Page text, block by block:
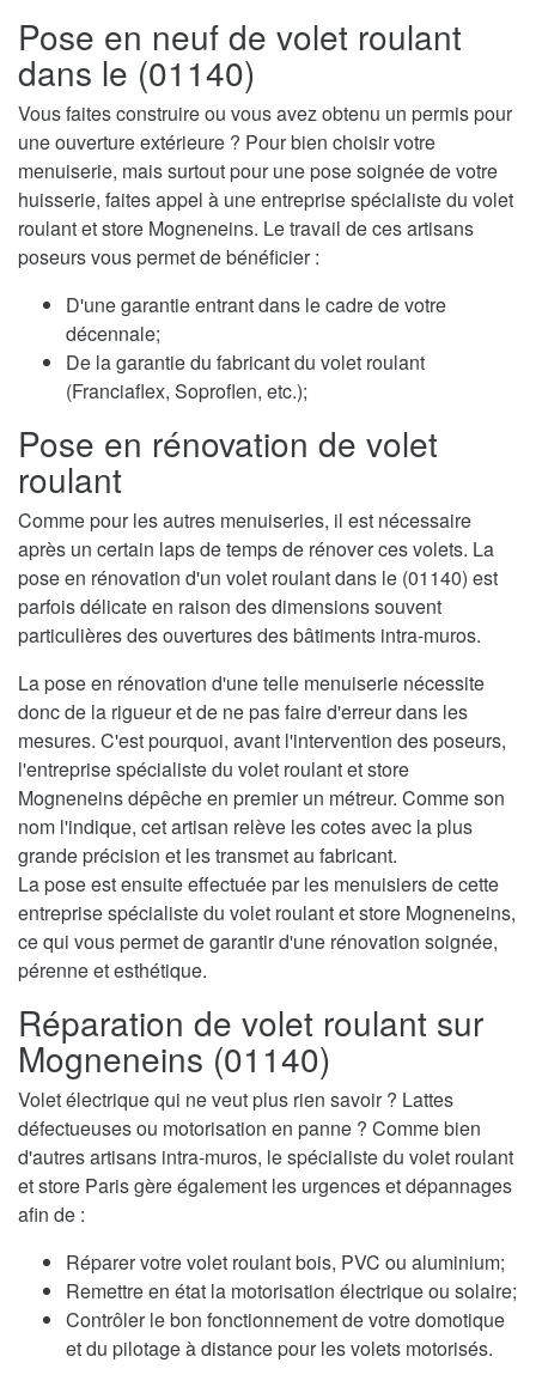
Pose en neuf de volet roulant
dans le (01140)
Vous faites construire ou vous avez obtenu un permis pour
une ouverture extérieure ? Pour bien choisir votre
menuiserie, mais surtout pour une pose soignée de votre
huisserie, faites appel à une entreprise spécialiste du volet
roulant et store Mogneneins. Le travail de ces artisans
poseurs vous permet de bénéficier :
D'une garantie entrant dans le cadre de votre
décennale;
De la garantie du fabricant du volet roulant
(Franciaflex, Soproflen, etc.);
Pose en rénovation de volet
roulant
Comme pour les autres menuiseries, il est nécessaire
après un certain laps de temps de rénover ces volets. La
pose en rénovation d'un volet roulant dans le (01140) est
parfois délicate en raison des dimensions souvent
particulières des ouvertures des bâtiments intra-muros.
La pose en rénovation d'une telle menuiserie nécessite
donc de la rigueur et de ne pas faire d'erreur dans les
mesures. C'est pourquoi, avant l'intervention des poseurs,
l'entreprise spécialiste du volet roulant et store
Mogneneins dépêche en premier un métreur. Comme son
nom l'indique, cet artisan relève les cotes avec la plus
grande précision et les transmet au fabricant.
La pose est ensuite effectuée par les menuisiers de cette
entreprise spécialiste du volet roulant et store Mogneneins,
ce qui vous permet de garantir d'une rénovation soignée,
pérenne et esthétique.
Réparation de volet roulant sur
Mogneneins (01140)
Volet électrique qui ne veut plus rien savoir ? Lattes
défectueuses ou motorisation en panne ? Comme bien
d'autres artisans intra-muros, le spécialiste du volet roulant
et store Paris gère également les urgences et dépannages
afin de :
Réparer votre volet roulant bois, PVC ou aluminium;
Remettre en état la motorisation électrique ou solaire;
Contrôler le bon fonctionnement de votre domotique
et du pilotage à distance pour les volets motorisés.